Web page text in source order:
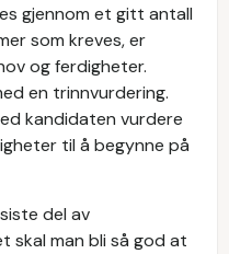
gjennom et gitt antall
som kreves, er
og ferdigheter.
en trinnvurdering.
kandidaten vurdere
til å begynne på
del av
skal man bli så god at